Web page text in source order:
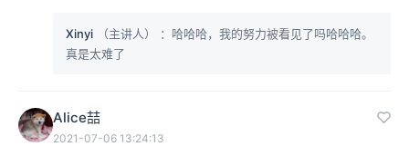
Xinyi （主讲人）
：哈哈哈，我的努力被看见了吗哈哈哈。
真是太难了
Alice喆
2021-07-06 13:24:13